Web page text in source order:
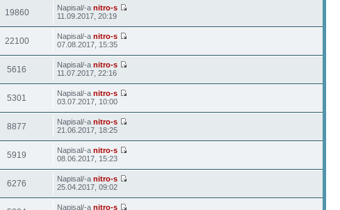
19860 Napisal/-anitro-s
11.09.2017, 20:19
22100 Napisal/-anitro-s
07.08.2017, 15:35
5616 Napisal/-anitro-s
11.07.2017, 22:16
5301 Napisal/-anitro-s
03.07.2017, 10:00
8877 Napisal/-anitro-s
21.06.2017, 18:25
5919 Napisal/-anitro-s
08.06.2017, 15:23
6276 Napisal/-anitro-s
25.04.2017, 09:02
Napisal/-anitro-s